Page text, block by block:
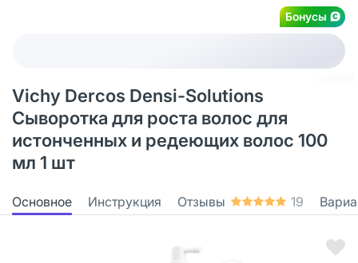
Бонусы
Vichy Dercos Densi-Solutions
Сыворотка для роста волос для
истонченных и редеющих волос 100
мл 1 шт
Основное Инструкция Отзывы 19